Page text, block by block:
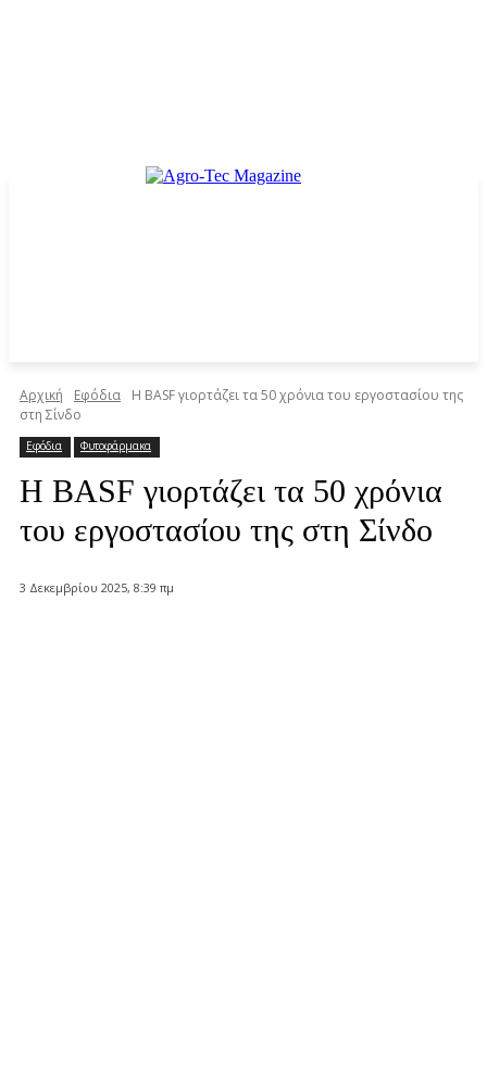
Αρχική Εφόδια
Η BASF γιορτάζει τα 50 χρόνια του εργοστασίου της
στη Σίνδο
Εφόδια Φυτοφάρμακα
Η BASF γιορτάζει τα 50 χρόνια
του εργοστασίου της στη Σίνδο
3 Δεκεμβρίου 2025, 8:39 πμ